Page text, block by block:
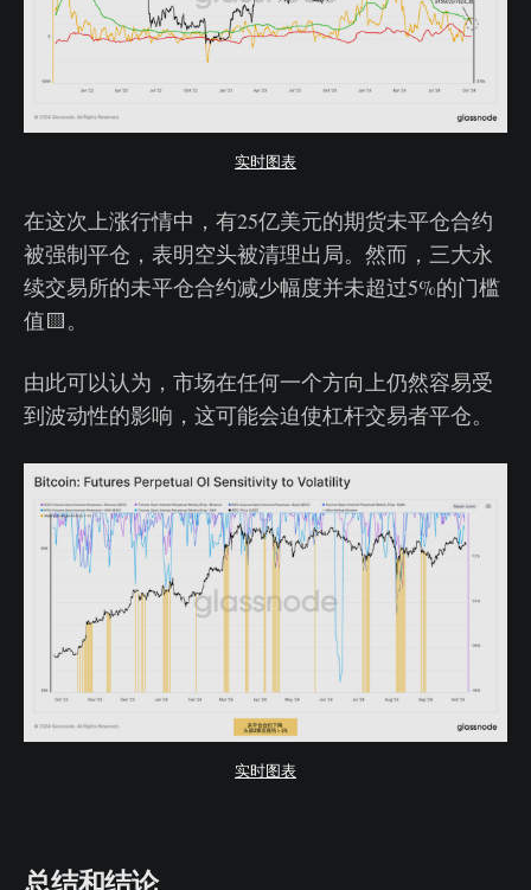
实时图表
在这次上涨行情中，有25亿美元的期货未平仓合约
被强制平仓，表明空头被清理出局。然而，三大永
续交易所的未平仓合约减少幅度并未超过5%的门槛
值🟨。
由此可以认为，市场在任何一个方向上仍然容易受
到波动性的影响，这可能会迫使杠杆交易者平仓。
实时图表
总结和结论